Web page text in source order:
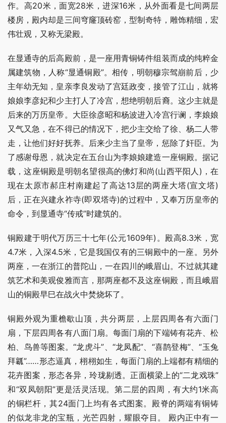
作。高20米，面宽28米，进深16米，从外面看是七间两层
楼房，殿内却是三间穹窿顶砖窑，型制奇特，雕饰精细，宏
伟壮观，又称无梁殿。
在显通寺的后高殿前，是一座用青铜铸件组装而成的纯粹金
属建筑物，人称“显通铜殿”。相传，明朝穆宗驾崩前后，少
主年幼无知，皇亲李良发动了宫廷政变，接管了江山，就将
娘娘李彦妃和少主打人了冷宫，想绝明朝后裔。这少主就是
后来的万历皇帝。大臣徐彦昭和杨波进入冷宫行谰，李娘娘
又气又急，在不得已的情况下，把少主交给了徐、杨二人带
走，让他们好好抚养。后来少主当了皇帝，惩除了奸臣。为
了感谢母恩，就决定在五台山为李娘娘建造一座铜殿。据记
载，这座铜殿是明朝名望很高的佛灯和尚(山西平阳人)，在
现在太原市郝庄村南建起了高达13层的两座大塔(宣文塔)
后，正在兴建永祚寺(即双塔寺)的过程中，又奉万历皇帝的
命令，到显通寺“传戒”时建筑的。
铜殿建于明代万历三十七年(公元1609年)。殿高8.3米，宽
4.7米，入深4.5米，它是我国仅有的三铜殿中的一座。另外
两座，一在浙江的普陀山，一在四川的峨眉山。不过就其建
筑艺术和美观俊雅而言，那两座都不及这座铜殿，而且峨眉
山的铜殿早巳在战火中焚烧坏了。
铜殿外观为重檐歇山顶，共分两层，上层四周各有六面门
扇，下层四周各有八面门扇。每面门扇的下端铸有花卉、松
柏、鸟兽等图案。“龙虎斗”、“龙凤配”、“喜鹊登梅”、“玉兔
拜瓤”……形态逼真，栩栩如生，每面门扇的上端都有精细的
花卉图案，形态各异，玲珑剔透。正面横梁上的“二龙戏珠”
和“双凤朝阳”更是活灵活现。第二层的四周，有大约1米高
的铜栏杆，其24面门上均有各式图案。殿脊的两端有铜铸
的似龙非龙的宝瓶，光芒四射，耀眼夺目。 殿内正中有一